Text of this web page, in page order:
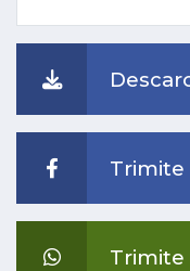
Trimite
Trimite